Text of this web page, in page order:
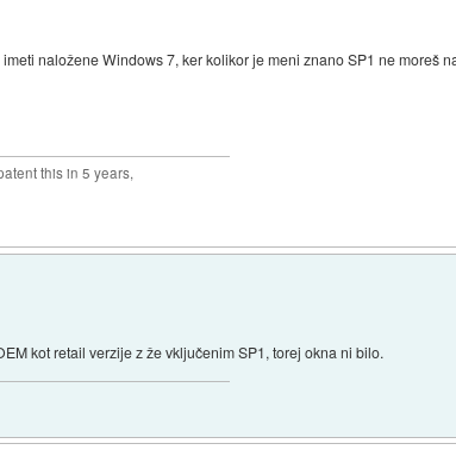
naložene Windows 7, ker kolikor je meni znano SP1 ne moreš
this in 5 years,
kot retail verzije z že vključenim SP1, torej okna ni bilo.